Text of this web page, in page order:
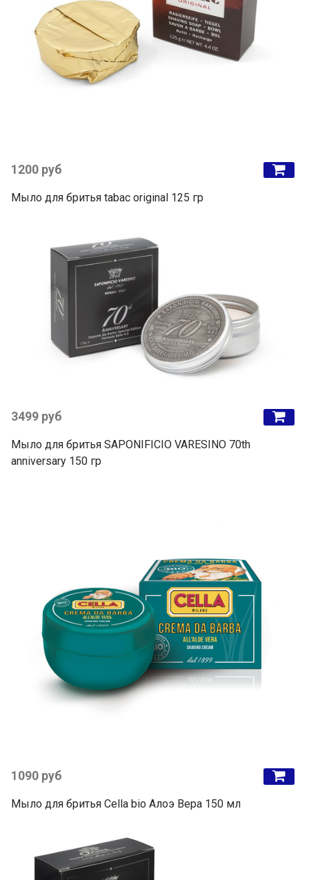
1200 руб
Мыло для бритья tabac original 125 гр
3499 руб
Мыло для бритья SAPONIFICIO VARESINO 70th
anniversary 150 гр
1090 руб
Мыло для бритья Cella bio Алоэ Вера 150 мл